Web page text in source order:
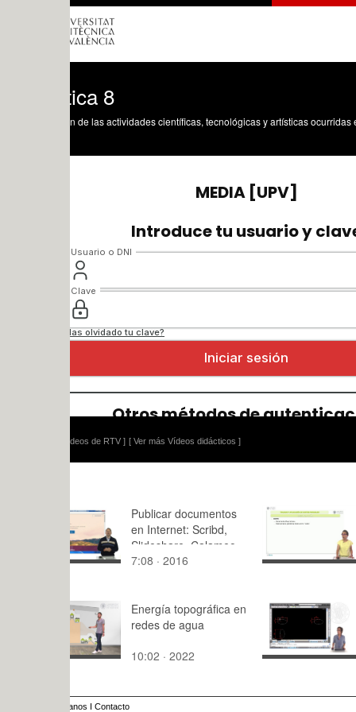
de las actividades científicas, tecnológicas y artísticas ocurridas en los tres
[ Ver más Vídeos didácticos ]
Publicar documentos
en Internet: Scribd,
Slideshare, Calameo,
Isuu, Lulu
7:08 · 2016
Trazado y
de cortes
10:06 ·
Energía topográfica en
redes de agua
10:02 · 2022
Elipses
5:30 · 2010